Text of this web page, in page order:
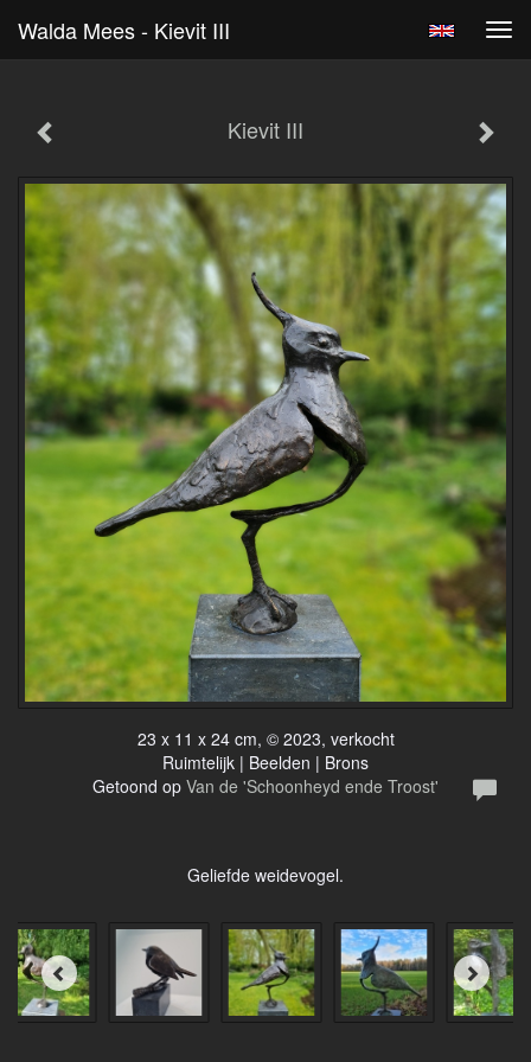
Walda Mees - Kievit III
Kievit III
23 x 11 x 24 cm, © 2023, verkocht
Ruimtelijk | Beelden | Brons
Getoond op Van de 'Schoonheyd ende Troost'
Geliefde weidevogel.